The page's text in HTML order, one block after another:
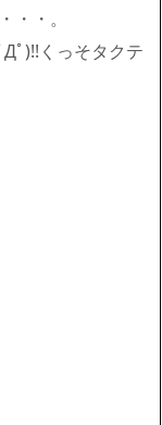
・・。
ﾟ)!!くっそタクテ